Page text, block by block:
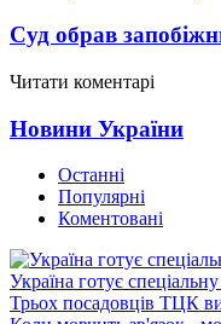
Суд обрав
Читати коментарі
Новини України
Останні
Популярні
Коментовані
Україна готує
Трьох посадовців ТЦК